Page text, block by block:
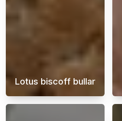
Lotus biscoff bullar
Upptäck hur du